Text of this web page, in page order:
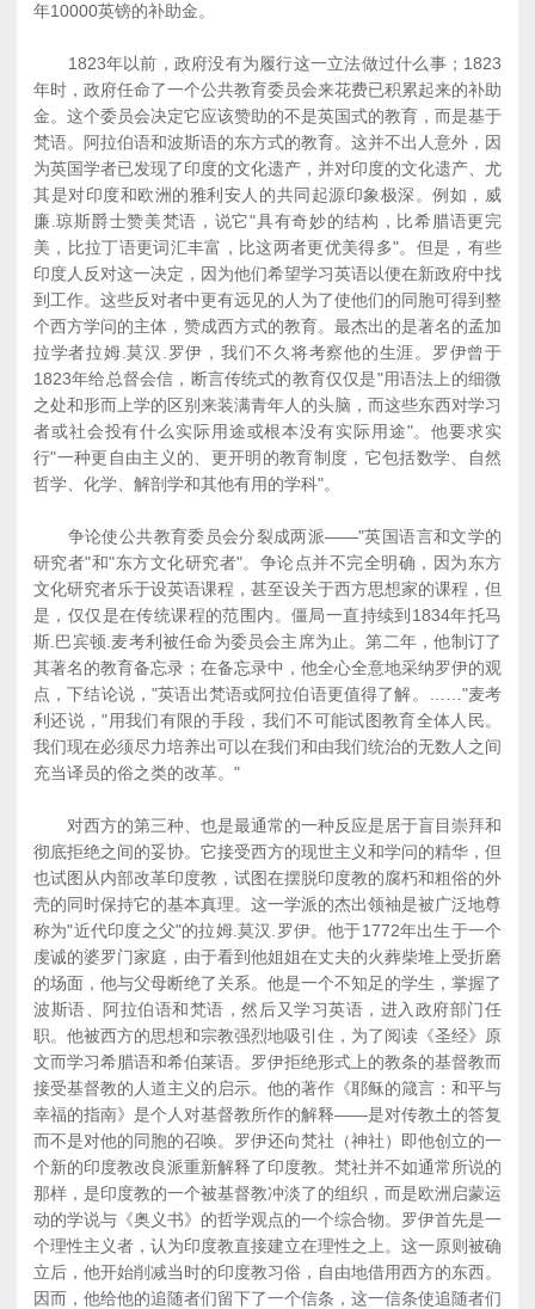
年10000英镑的补助金。
1823年以前，政府没有为履行这一立法做过什么事；1823
年时，政府任命了一个公共教育委员会来花费已积累起来的补助
金。这个委员会决定它应该赞助的不是英国式的教育，而是基于
梵语。阿拉伯语和波斯语的东方式的教育。这并不出人意外，因
为英国学者已发现了印度的文化遗产，并对印度的文化遗产、尤
其是对印度和欧洲的雅利安人的共同起源印象极深。例如，威
廉.琼斯爵士赞美梵语，说它"具有奇妙的结构，比希腊语更完
美，比拉丁语更词汇丰富，比这两者更优美得多"。但是，有些
印度人反对这一决定，因为他们希望学习英语以便在新政府中找
到工作。这些反对者中更有远见的人为了使他们的同胞可得到整
个西方学问的主体，赞成西方式的教育。最杰出的是著名的孟加
拉学者拉姆.莫汉.罗伊，我们不久将考察他的生涯。罗伊曾于
1823年给总督会信，断言传统式的教育仅仅是"用语法上的细微
之处和形而上学的区别来装满青年人的头脑，而这些东西对学习
者或社会投有什么实际用途或根本没有实际用途"。他要求实
行"一种更自由主义的、更开明的教育制度，它包括数学、自然
哲学、化学、解剖学和其他有用的学科"。
争论使公共教育委员会分裂成两派――"英国语言和文学的
研究者"和"东方文化研究者"。争论点并不完全明确，因为东方
文化研究者乐于设英语课程，甚至设关于西方思想家的课程，但
是，仅仅是在传统课程的范围内。僵局一直持续到1834年托马
斯.巴宾顿.麦考利被任命为委员会主席为止。第二年，他制订了
其著名的教育备忘录；在备忘录中，他全心全意地采纳罗伊的观
点，下结论说，"英语出梵语或阿拉伯语更值得了解。……"麦考
利还说，"用我们有限的手段，我们不可能试图教育全体人民。
我们现在必须尽力培养出可以在我们和由我们统治的无数人之间
充当译员的俗之类的改革。"
对西方的第三种、也是最通常的一种反应是居于盲目崇拜和
彻底拒绝之间的妥协。它接受西方的现世主义和学问的精华，但
也试图从内部改革印度教，试图在摆脱印度教的腐朽和粗俗的外
壳的同时保持它的基本真理。这一学派的杰出领袖是被广泛地尊
称为"近代印度之父"的拉姆.莫汉.罗伊。他于1772年出生于一个
虔诚的婆罗门家庭，由于看到他姐姐在丈夫的火葬柴堆上受折磨
的场面，他与父母断绝了关系。他是一个不知足的学生，掌握了
波斯语、阿拉伯语和梵语，然后又学习英语，进入政府部门任
职。他被西方的思想和宗教强烈地吸引住，为了阅读《圣经》原
文而学习希腊语和希伯莱语。罗伊拒绝形式上的教条的基督教而
接受基督教的人道主义的启示。他的著作《耶稣的箴言：和平与
幸福的指南》是个人对基督教所作的解释――是对传教土的答复
而不是对他的同胞的召唤。罗伊还向梵社（神社）即他创立的一
个新的印度教改良派重新解释了印度教。梵社并不如通常所说的
那样，是印度教的一个被基督教冲淡了的组织，而是欧洲启蒙运
动的学说与《奥义书》的哲学观点的一个综合物。罗伊首先是一
个理性主义者，认为印度教直接建立在理性之上。这一原则被确
立后，他开始削减当时的印度教习俗，自由地借用西方的东西。
因而，他给他的追随者们留下了一个信条，这一信条使追随者们